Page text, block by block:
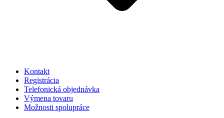
Kontakt
Registrácia
Telefonická objednávka
Výmena tovaru
Možnosti spolupráce